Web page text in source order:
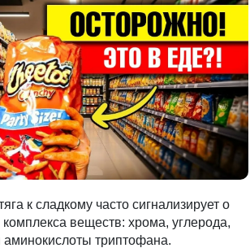
к сладкому часто сигнализирует о
веществ: хрома, углерода,
триптофана.